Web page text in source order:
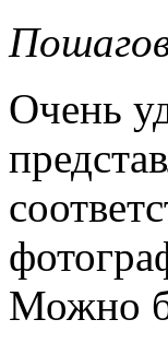
Очень
Можно